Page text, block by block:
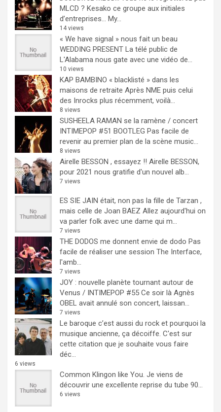
MLCD ? Kesako ce groupe aux initiales
d’entreprises… My...
14 views
« We have signal » nous fait un beau
WEDDING PRESENT La télé public de
L'Alabama nous gate avec une vidéo de...
10 views
KAP BAMBINO « blacklisté » dans les
maisons de retraite Après NME puis celui
des Inrocks plus récemment, voilà...
8 views
SUSHEELA RAMAN se la ramène / concert
INTIMEPOP #51 BOOTLEG Pas facile de
revenir au premier plan de la scène music...
8 views
Airelle BESSON , essayez !! Airelle BESSON,
pour 2021 nous gratifie d'un nouvel alb...
7 views
ES SIE JAIN était, non pas la fille de Tarzan ,
mais celle de Joan BAEZ Allez aujourd'hui on
va parler folk avec une dame qui m...
7 views
THE DODOS me donnent envie de dodo Pas
facile de réaliser une session The Interface,
l'amb...
7 views
JOY : nouvelle planète tournant autour de
Venus / INTIMEPOP #55 Ce soir là Agnès
OBEL avait annulé son concert, laissan...
7 views
Le baroque c’est aussi du rock et pourquoi la
musique ancienne, ça décoiffe. C'est sur
cette citation que je souhaite vous faire
déc...
6 views
Common Klingon like You. Je viens de
découvrir une excellente reprise du tube 90...
6 views